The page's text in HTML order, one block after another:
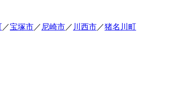
／宝塚市／ 尼崎市／ 川西市／猪名川町